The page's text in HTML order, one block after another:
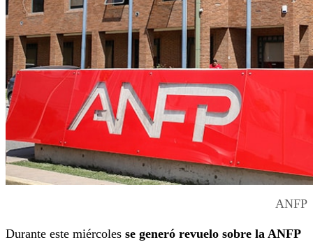
ANFP
Durante este miércoles se generó revuelo sobre la ANFP